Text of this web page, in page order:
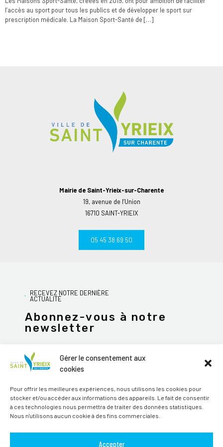
Gérer le consentement aux
cookies
Pour offrir les meilleures expériences, nous utilisons les cookies pour
stocker et/ou accéder aux informations des appareils. Le fait de consentir
à ces technologies nous permettra de traiter des données statistiques.
Nous n'utilisons aucun cookie à des fins commerciales.
Accepter
l’accès au sport pour tous les publics et de développer le sport sur
prescription médicale. La Maison Sport-Santé de […]
Mairie de Saint-Yrieix-sur-Charente
19, avenue de l’Union
16710 SAINT-YRIEIX
05 45 38 69 50
RECEVEZ NOTRE DERNIÈRE
ACTUALITÉ
Abonnez-vous à notre
newsletter
JE M'ABONNE
Alternative: